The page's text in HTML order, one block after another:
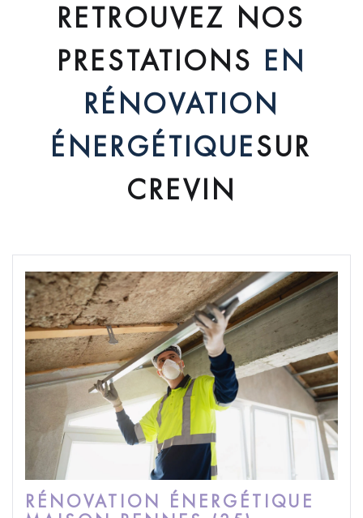
RETROUVEZ NOS
PRESTATIONS EN
RÉNOVATION
ÉNERGÉTIQUESUR
CREVIN
RÉNOVATION ÉNERGÉTIQUE